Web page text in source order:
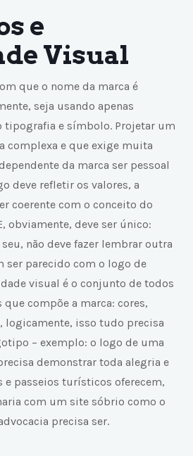
e
Visual
que o nome da marca é
seja usando apenas
e símbolo. Projetar um
complexa e que exige muita
da marca ser pessoal
deve refletir os valores, a
coerente com o conceito do
obviamente, deve ser único:
não deve fazer lembrar outra
ser parecido com o logo de
visual é o conjunto de todos
compõe a marca: cores,
logicamente, isso tudo precisa
– exemplo: o logo de uma
demonstrar toda alegria e
e passeios turísticos oferecem,
com um site sóbrio como o
precisa ser.